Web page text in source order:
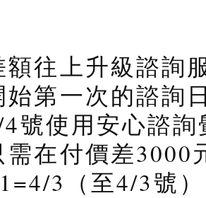
額往上升級諮詢
始第一次的諮詢
號使用安心諮
需在付價差3000
3（至4/3號）